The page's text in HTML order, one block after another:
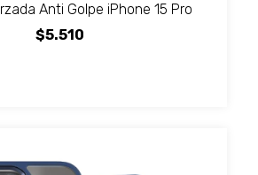
Anti Golpe iPhone 15 Pro
$5.510